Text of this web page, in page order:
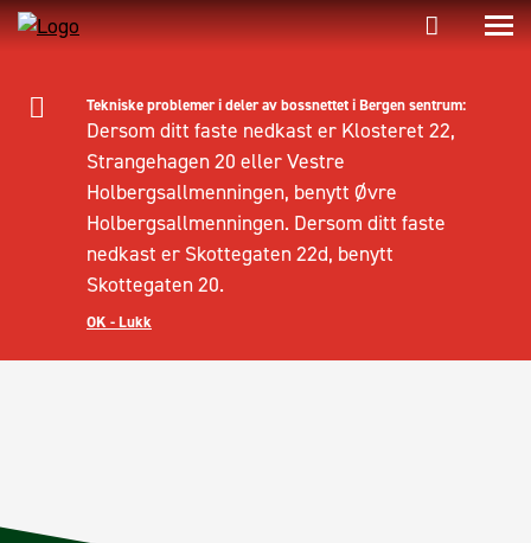
Tekniske problemer i deler av bossnettet i Bergen sentrum:
Dersom ditt faste nedkast er Klosteret 22,
Strangehagen 20 eller Vestre
Holbergsallmenningen, benytt Øvre
Holbergsallmenningen. Dersom ditt faste
nedkast er Skottegaten 22d, benytt
Skottegaten 20.
OK - Lukk